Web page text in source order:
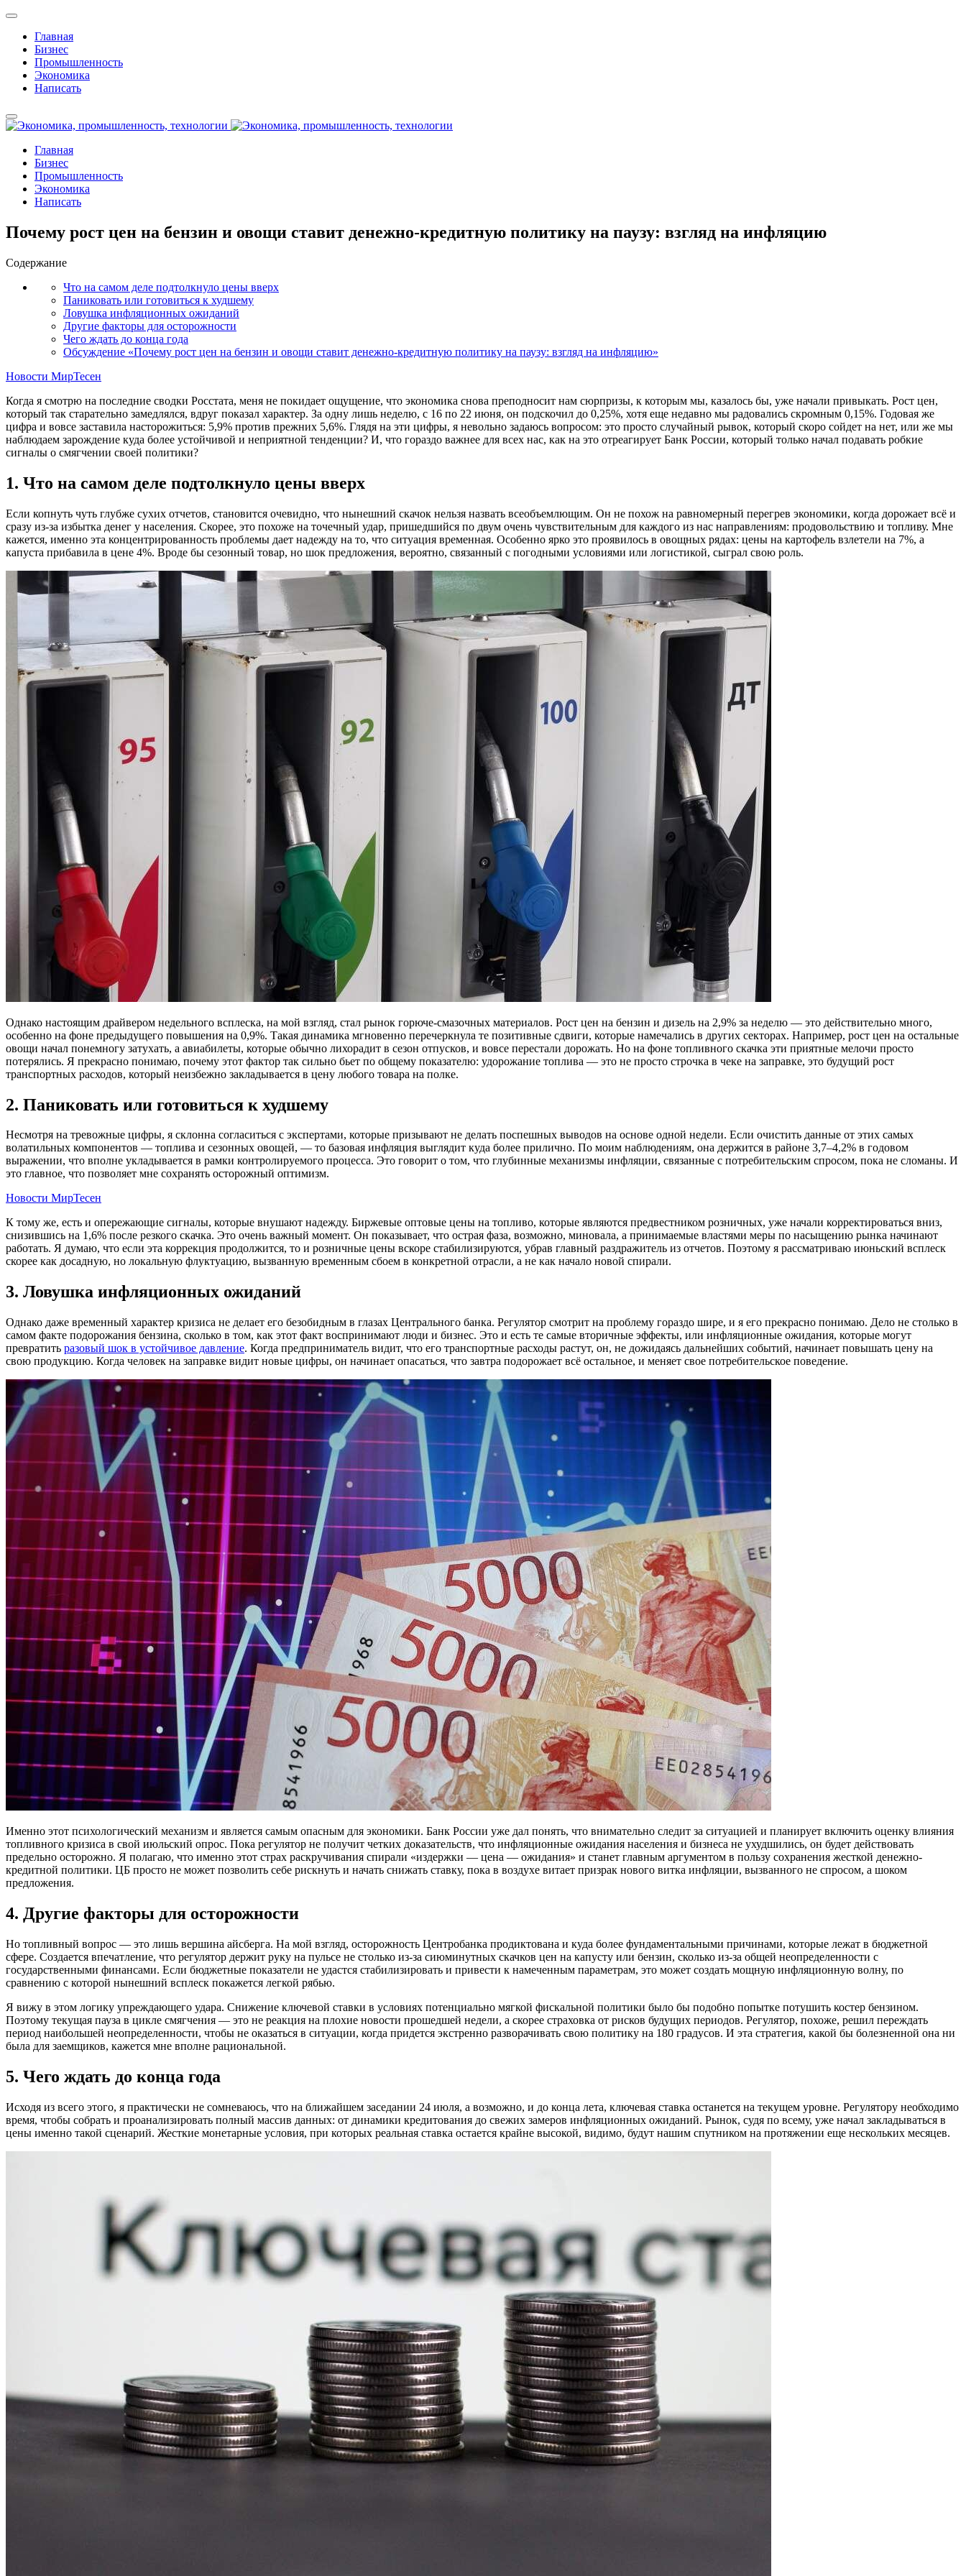
Главная
Бизнес
Промышленность
Экономика
Написать
Главная
Бизнес
Промышленность
Экономика
Написать
Почему рост цен на бензин и овощи ставит денежно-кредитную политику на паузу: взгляд на инфляцию
Содержание
Что на самом деле подтолкнуло цены вверх
Паниковать или готовиться к худшему
Ловушка инфляционных ожиданий
Другие факторы для осторожности
Чего ждать до конца года
Обсуждение «Почему рост цен на бензин и овощи ставит денежно-кредитную политику на паузу: взгляд на инфляцию»
Новости МирТесен
Когда я смотрю на последние сводки Росстата, меня не покидает ощущение, что экономика снова преподносит нам сюрпризы, к которым мы, казалось бы, уже начали привыкать. Рост цен,
который так старательно замедлялся, вдруг показал характер. За одну лишь неделю, с 16 по 22 июня, он подскочил до 0,25%, хотя еще недавно мы радовались скромным 0,15%. Годовая же
цифра и вовсе заставила насторожиться: 5,9% против прежних 5,6%. Глядя на эти цифры, я невольно задаюсь вопросом: это просто случайный рывок, который скоро сойдет на нет, или же мы
наблюдаем зарождение куда более устойчивой и неприятной тенденции? И, что гораздо важнее для всех нас, как на это отреагирует Банк России, который только начал подавать робкие
сигналы о смягчении своей политики?
1. Что на самом деле подтолкнуло цены вверх
Если копнуть чуть глубже сухих отчетов, становится очевидно, что нынешний скачок нельзя назвать всеобъемлющим. Он не похож на равномерный перегрев экономики, когда дорожает всё и
сразу из-за избытка денег у населения. Скорее, это похоже на точечный удар, пришедшийся по двум очень чувствительным для каждого из нас направлениям: продовольствию и топливу. Мне
кажется, именно эта концентрированность проблемы дает надежду на то, что ситуация временная. Особенно ярко это проявилось в овощных рядах: цены на картофель взлетели на 7%, а
капуста прибавила в цене 4%. Вроде бы сезонный товар, но шок предложения, вероятно, связанный с погодными условиями или логистикой, сыграл свою роль.
Однако настоящим драйвером недельного всплеска, на мой взгляд, стал рынок горюче-смазочных материалов. Рост цен на бензин и дизель на 2,9% за неделю — это действительно много,
особенно на фоне предыдущего повышения на 0,9%. Такая динамика мгновенно перечеркнула те позитивные сдвиги, которые намечались в других секторах. Например, рост цен на остальные
овощи начал понемногу затухать, а авиабилеты, которые обычно лихорадит в сезон отпусков, и вовсе перестали дорожать. Но на фоне топливного скачка эти приятные мелочи просто
потерялись. Я прекрасно понимаю, почему этот фактор так сильно бьет по общему показателю: удорожание топлива — это не просто строчка в чеке на заправке, это будущий рост
транспортных расходов, который неизбежно закладывается в цену любого товара на полке.
2. Паниковать или готовиться к худшему
Несмотря на тревожные цифры, я склонна согласиться с экспертами, которые призывают не делать поспешных выводов на основе одной недели. Если очистить данные от этих самых
волатильных компонентов — топлива и сезонных овощей, — то базовая инфляция выглядит куда более прилично. По моим наблюдениям, она держится в районе 3,7–4,2% в годовом
выражении, что вполне укладывается в рамки контролируемого процесса. Это говорит о том, что глубинные механизмы инфляции, связанные с потребительским спросом, пока не сломаны. И
это главное, что позволяет мне сохранять осторожный оптимизм.
Новости МирТесен
К тому же, есть и опережающие сигналы, которые внушают надежду. Биржевые оптовые цены на топливо, которые являются предвестником розничных, уже начали корректироваться вниз,
снизившись на 1,6% после резкого скачка. Это очень важный момент. Он показывает, что острая фаза, возможно, миновала, а принимаемые властями меры по насыщению рынка начинают
работать. Я думаю, что если эта коррекция продолжится, то и розничные цены вскоре стабилизируются, убрав главный раздражитель из отчетов. Поэтому я рассматриваю июньский всплеск
скорее как досадную, но локальную флуктуацию, вызванную временным сбоем в конкретной отрасли, а не как начало новой спирали.
3. Ловушка инфляционных ожиданий
Однако даже временный характер кризиса не делает его безобидным в глазах Центрального банка. Регулятор смотрит на проблему гораздо шире, и я его прекрасно понимаю. Дело не столько в
самом факте подорожания бензина, сколько в том, как этот факт воспринимают люди и бизнес. Это и есть те самые вторичные эффекты, или инфляционные ожидания, которые могут
превратить разовый шок в устойчивое давление. Когда предприниматель видит, что его транспортные расходы растут, он, не дожидаясь дальнейших событий, начинает повышать цену на
свою продукцию. Когда человек на заправке видит новые цифры, он начинает опасаться, что завтра подорожает всё остальное, и меняет свое потребительское поведение.
Именно этот психологический механизм и является самым опасным для экономики. Банк России уже дал понять, что внимательно следит за ситуацией и планирует включить оценку влияния
топливного кризиса в свой июльский опрос. Пока регулятор не получит четких доказательств, что инфляционные ожидания населения и бизнеса не ухудшились, он будет действовать
предельно осторожно. Я полагаю, что именно этот страх раскручивания спирали «издержки — цена — ожидания» и станет главным аргументом в пользу сохранения жесткой денежно-
кредитной политики. ЦБ просто не может позволить себе рискнуть и начать снижать ставку, пока в воздухе витает призрак нового витка инфляции, вызванного не спросом, а шоком
предложения.
4. Другие факторы для осторожности
Но топливный вопрос — это лишь вершина айсберга. На мой взгляд, осторожность Центробанка продиктована и куда более фундаментальными причинами, которые лежат в бюджетной
сфере. Создается впечатление, что регулятор держит руку на пульсе не столько из-за сиюминутных скачков цен на капусту или бензин, сколько из-за общей неопределенности с
государственными финансами. Если бюджетные показатели не удастся стабилизировать и привести к намеченным параметрам, это может создать мощную инфляционную волну, по
сравнению с которой нынешний всплеск покажется легкой рябью.
Я вижу в этом логику упреждающего удара. Снижение ключевой ставки в условиях потенциально мягкой фискальной политики было бы подобно попытке потушить костер бензином.
Поэтому текущая пауза в цикле смягчения — это не реакция на плохие новости прошедшей недели, а скорее страховка от рисков будущих периодов. Регулятор, похоже, решил переждать
период наибольшей неопределенности, чтобы не оказаться в ситуации, когда придется экстренно разворачивать свою политику на 180 градусов. И эта стратегия, какой бы болезненной она ни
была для заемщиков, кажется мне вполне рациональной.
5. Чего ждать до конца года
Исходя из всего этого, я практически не сомневаюсь, что на ближайшем заседании 24 июля, а возможно, и до конца лета, ключевая ставка останется на текущем уровне. Регулятору необходимо
время, чтобы собрать и проанализировать полный массив данных: от динамики кредитования до свежих замеров инфляционных ожиданий. Рынок, судя по всему, уже начал закладываться в
цены именно такой сценарий. Жесткие монетарные условия, при которых реальная ставка остается крайне высокой, видимо, будут нашим спутником на протяжении еще нескольких месяцев.